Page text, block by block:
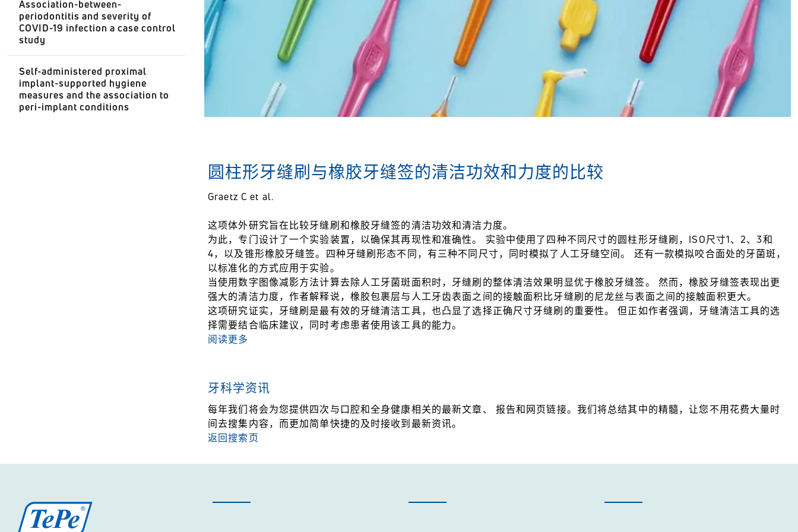
Association-between-
periodontitis and severity of
COVID-19 infection a case control
study
Self-administered proximal
implant-supported hygiene
measures and the association to
peri-implant conditions
圆柱形牙缝刷与橡胶牙缝签的清洁功效和力度的比较
Graetz C et al.
这项体外研究旨在比较牙缝刷和橡胶牙缝签的清洁功效和清洁力度。
为此，专门设计了一个实验装置，以确保其再现性和准确性。 实验中使用了四种不同尺寸的圆柱形牙缝刷，ISO尺寸1、2、3和
4，以及锥形橡胶牙缝签。四种牙缝刷形态不同，有三种不同尺寸，同时模拟了人工牙缝空间。 还有一款模拟咬合面处的牙菌斑，
以标准化的方式应用于实验。
当使用数字图像减影方法计算去除人工牙菌斑面积时，牙缝刷的整体清洁效果明显优于橡胶牙缝签。 然而，橡胶牙缝签表现出更
强大的清洁力度，作者解释说，橡胶包裹层与人工牙齿表面之间的接触面积比牙缝刷的尼龙丝与表面之间的接触面积更大。
这项研究证实，牙缝刷是最有效的牙缝清洁工具，也凸显了选择正确尺寸牙缝刷的重要性。 但正如作者强调，牙缝清洁工具的选
择需要结合临床建议，同时考虑患者使用该工具的能力。
阅读更多
牙科学资讯
每年我们将会为您提供四次与口腔和全身健康相关的最新文章、 报告和网页链接。我们将总结其中的精髓，让您不用花费大量时
间去搜集内容，而更加简单快捷的及时接收到最新资讯。
返回搜索页